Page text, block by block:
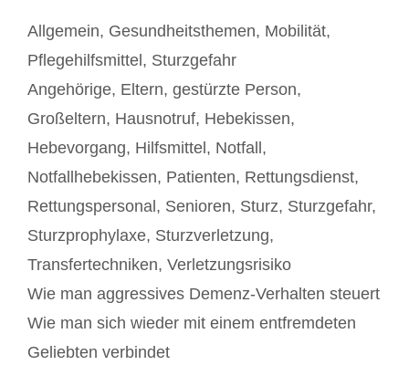
Kategorien
Allgemein, Gesundheitsthemen, Mobilität,
Pflegehilfsmittel, Sturzgefahr
Schlagwörter
Angehörige, Eltern, gestürzte Person,
Großeltern, Hausnotruf, Hebekissen,
Hebevorgang, Hilfsmittel, Notfall,
Notfallhebekissen, Patienten, Rettungsdienst,
Rettungspersonal, Senioren, Sturz, Sturzgefahr,
Sturzprophylaxe, Sturzverletzung,
Transfertechniken, Verletzungsrisiko
Beitrags-
Navigation
Wie man aggressives Demenz-Verhalten steuert
Wie man sich wieder mit einem entfremdeten
Geliebten verbindet